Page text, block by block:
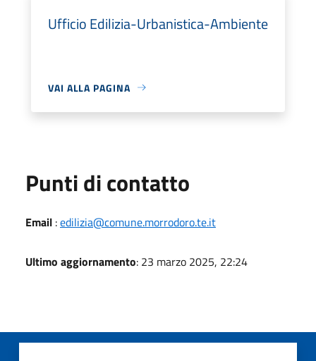
Ufficio Edilizia-Urbanistica-Ambiente
VAI ALLA PAGINA
Punti di contatto
Email :edilizia@comune.morrodoro.te.it
Ultimo aggiornamento: 23 marzo 2025, 22:24